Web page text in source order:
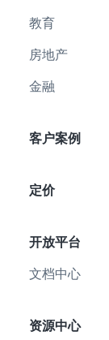
教育
房地产
金融
客户案例
定价
开放平台
文档中心
资源中心